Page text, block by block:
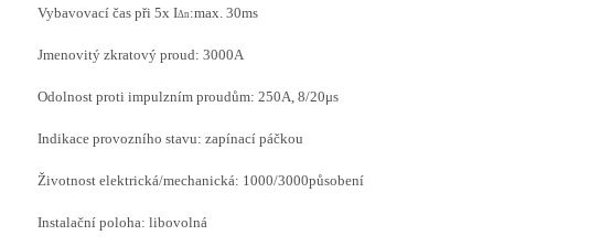
Vybavovací čas při 5x IΔn:max. 30ms
Jmenovitý zkratový proud: 3000A
Odolnost proti impulzním proudům: 250A, 8/20μs
Indikace provozního stavu: zapínací páčkou
Životnost elektrická/mechanická: 1000/3000působení
Instalační poloha: libovolná